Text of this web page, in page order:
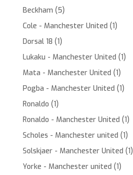
Beckham (5)
Cole - Manchester United (1)
Dorsal 18 (1)
Lukaku - Manchester United (1)
Mata - Manchester United (1)
Pogba - Manchester United (1)
Ronaldo (1)
Ronaldo - Manchester United (1)
Scholes - Manchester united (1)
Solskjaer - Manchester United (1)
Yorke - Manchester united (1)